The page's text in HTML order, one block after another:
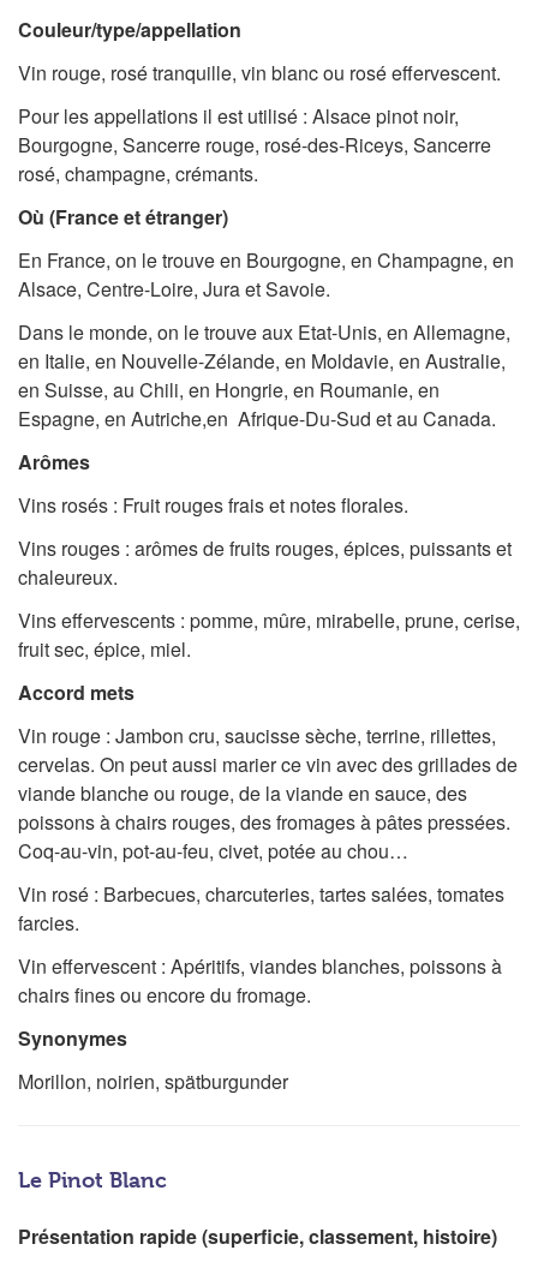
Couleur/type/appellation
Vin rouge, rosé tranquille, vin blanc ou rosé effervescent.
Pour les appellations il est utilisé : Alsace pinot noir,
Bourgogne, Sancerre rouge, rosé-des-Riceys, Sancerre
rosé, champagne, crémants.
Où (France et étranger)
En France, on le trouve en Bourgogne, en Champagne, en
Alsace, Centre-Loire, Jura et Savoie.
Dans le monde, on le trouve aux Etat-Unis, en Allemagne,
en Italie, en Nouvelle-Zélande, en Moldavie, en Australie,
en Suisse, au Chili, en Hongrie, en Roumanie, en
Espagne, en Autriche,en Afrique-Du-Sud et au Canada.
Arômes
Vins rosés : Fruit rouges frais et notes florales.
Vins rouges : arômes de fruits rouges, épices, puissants et
chaleureux.
Vins effervescents : pomme, mûre, mirabelle, prune, cerise,
fruit sec, épice, miel.
Accord mets
Vin rouge : Jambon cru, saucisse sèche, terrine, rillettes,
cervelas. On peut aussi marier ce vin avec des grillades de
viande blanche ou rouge, de la viande en sauce, des
poissons à chairs rouges, des fromages à pâtes pressées.
Coq-au-vin, pot-au-feu, civet, potée au chou…
Vin rosé : Barbecues, charcuteries, tartes salées, tomates
farcies.
Vin effervescent : Apéritifs, viandes blanches, poissons à
chairs fines ou encore du fromage.
Synonymes
Morillon, noirien, spätburgunder
Le Pinot Blanc
Présentation rapide (superficie, classement, histoire)